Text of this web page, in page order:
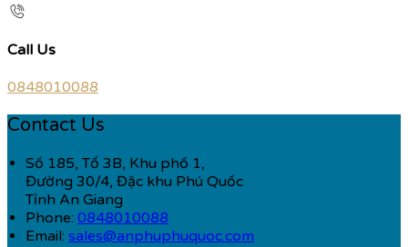
Call Us
0848010088
Contact Us
Số 185, Tổ 3B, Khu phố 1,
Đường 30/4, Đặc khu Phú Quốc
Tỉnh An Giang
Phone: 0848010088
Email: sales@anphuphuquoc.com